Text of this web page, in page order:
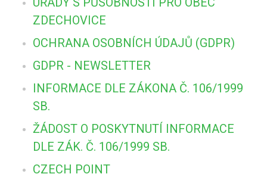
ZDECHOVICE
OCHRANA OSOBNÍCH ÚDAJŮ (GDPR)
GDPR - NEWSLETTER
INFORMACE DLE ZÁKONA Č. 106/1999
SB.
ŽÁDOST O POSKYTNUTÍ INFORMACE
DLE ZÁK. Č. 106/1999 SB.
CZECH POINT